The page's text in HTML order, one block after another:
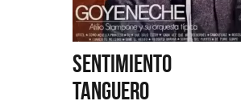
SENTIMIENTO
TANGUERO